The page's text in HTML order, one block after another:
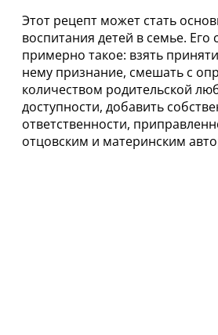
Этот рецепт может стать
воспитания детей в семье. Его
примерно такое: взять
нему признание, смешать с
количеством родительской
доступности, добавить
ответственности,
отцовским и материнским